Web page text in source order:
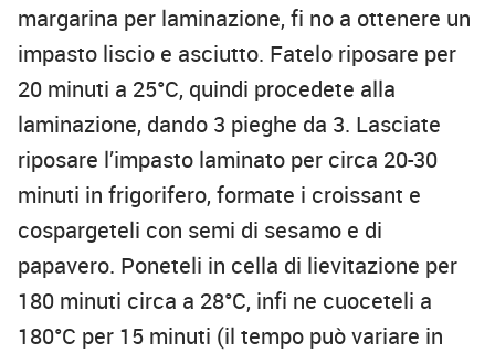
margarina per laminazione, fi no a ottenere un
impasto liscio e asciutto. Fatelo riposare per
20 minuti a 25°C, quindi procedete alla
laminazione, dando 3 pieghe da 3. Lasciate
riposare l’impasto laminato per circa 20-30
minuti in frigorifero, formate i croissant e
cospargeteli con semi di sesamo e di
papavero. Poneteli in cella di lievitazione per
180 minuti circa a 28°C, infi ne cuoceteli a
180°C per 15 minuti (il tempo può variare in